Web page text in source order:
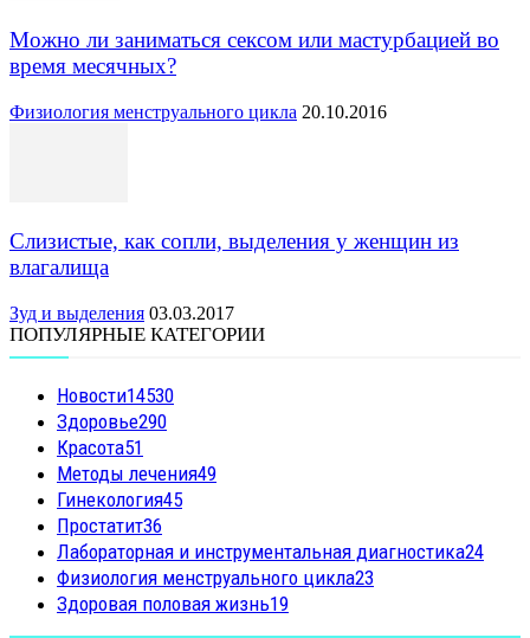
Можно ли заниматься сексом или мастурбацией во
время месячных?
Физиология менструального цикла 20.10.2016
Слизистые, как сопли, выделения у женщин из
влагалища
Зуд и выделения 03.03.2017
ПОПУЛЯРНЫЕ КАТЕГОРИИ
Новости14530
Здоровье290
Красота51
Методы лечения49
Гинекология45
Простатит36
Лабораторная и инструментальная диагностика24
Физиология менструального цикла23
Здоровая половая жизнь19